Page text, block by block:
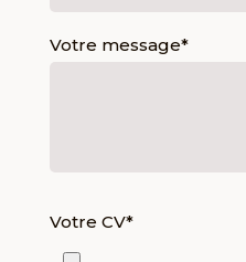
Votre message*
Votre CV*